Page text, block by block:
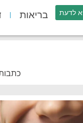
לדעת בריאות